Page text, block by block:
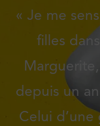
« Je me
filles
depuis un
Celui d’une